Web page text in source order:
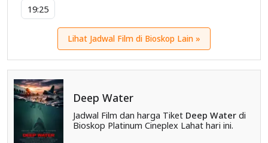
19:25
Lihat Jadwal Film di Bioskop Lain »
Deep Water
Jadwal Film dan harga Tiket Deep Waterdi
Bioskop Platinum Cineplex Lahat hari ini.